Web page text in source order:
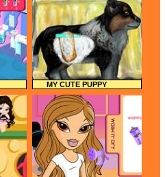
MY CUTE PUPPY